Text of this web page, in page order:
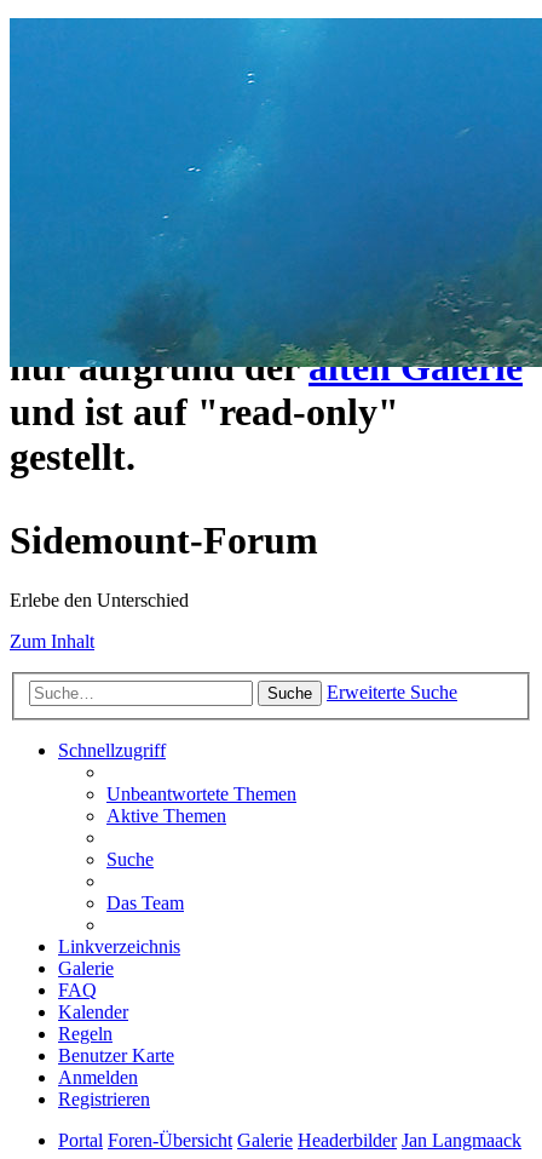
Das Sidemount-Forum ist auf
ein neues Forensystem
umgezogen und wie gewohnt
https://www.sidemount-
forum.com
Das alte Forum hier existiert
nur aufgrund deralten Galerie
und ist auf "read-only"
gestellt.
Sidemount-Forum
Erlebe den Unterschied
Zum Inhalt
Suche Erweiterte Suche
Schnellzugriff
Unbeantwortete Themen
Aktive Themen
Suche
Das Team
Linkverzeichnis
Galerie
FAQ
Kalender
Regeln
Benutzer Karte
Anmelden
Registrieren
Portal Foren-Übersicht Galerie Headerbilder Jan Langmaack